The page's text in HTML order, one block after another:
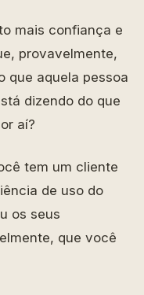
mais confiança e
provavelmente,
que aquela pessoa
dizendo do que
aí?
tem um cliente
de uso do
os seus
que você